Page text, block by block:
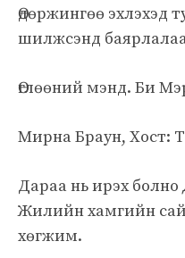
Өдөржингөө эхлэхэд
шилжсэнд
Өглөөний мэнд. Би
Мирна Браун, Хост:
Дараа нь ирэх болно
Жилийн хамгийн
хөгжим.